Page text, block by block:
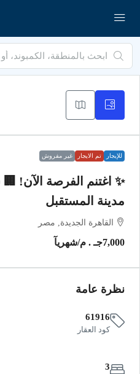
للإيجار تم الايجار غير مفروش
✨ اغتنم الفرصة الآن!
مدينة المستقبل
القاهرة الجديدة, مصر
7,000جـ . م /شهريآ
نظرة عامة
61916
كود العقار
3